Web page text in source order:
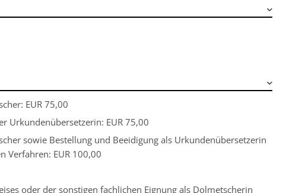
EUR 75,00
Urkundenübersetzerin: EUR 75,00
sowie Bestellung und Beeidigung als Urkundenübersetzerin
Verfahren: EUR 100,00
oder der sonstigen fachlichen Eignung als Dolmetscherin